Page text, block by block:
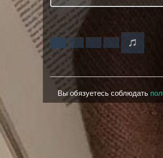
Вы обязуетесь соблюдать